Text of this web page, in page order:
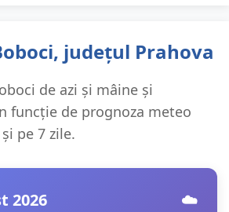
județul Prahova
de azi și mâine și
funcție de prognoza meteo
pe 7 zile.
2026 ☁️